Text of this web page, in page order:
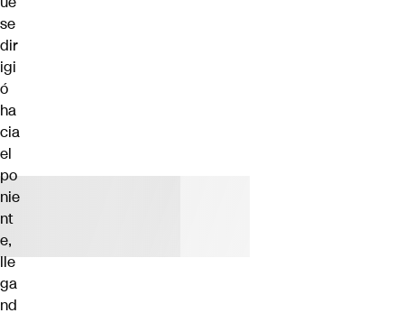
se
dir
igi
ó
ha
cia
el
po
nie
nt
e,
lle
ga
nd